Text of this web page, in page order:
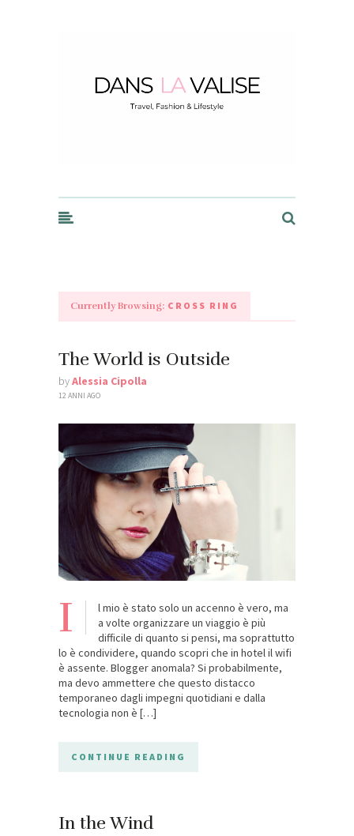
Currently Browsing: CROSS RING
The World is Outside
byAlessia Cipolla
12 ANNI AGO
I
l mio è stato solo un accenno è vero, ma
a volte organizzare un viaggio è più
difficile di quanto si pensi, ma soprattutto
lo è condividere, quando scopri che in hotel il wifi
è assente. Blogger anomala? Si probabilmente,
ma devo ammettere che questo distacco
temporaneo dagli impegni quotidiani e dalla
tecnologia non è […]
CONTINUE READING
In the Wind